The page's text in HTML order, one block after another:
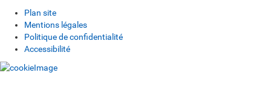
Plan site
Mentions légales
Politique de confidentialité
Accessibilité